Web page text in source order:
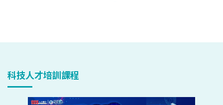
科技人才培訓課程